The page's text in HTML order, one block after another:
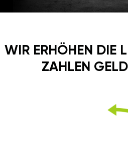
WIR ERHÖHEN DIE
ZAHLEN